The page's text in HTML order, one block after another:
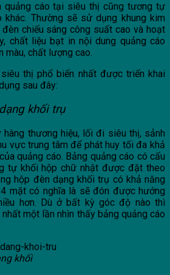
quảng cáo tại siêu thị cũng tương tự
khác. Thường sẽ sử dụng khung kim
chiếu sáng công suất cao và hoạt
chất liệu bạt in nội dung quảng cáo
màu, chất lượng cao.
thị phổ biến nhất được triển khai
sau đây:
khối trụ
thương hiệu, lối đi siêu thị, sảnh
vực trung tâm để phát huy tối đa khả
quảng cáo. Bảng quảng cáo có cấu
tự khối hộp chữ nhật được đặt theo
hộp đèn dạng khối trụ có khả năng
mặt có nghĩa là sẽ đón được hướng
hơn. Dù ở bất kỳ góc độ nào thì
một lần nhìn thấy bảng quảng cáo
khối